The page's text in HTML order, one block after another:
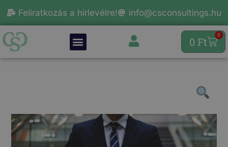
Feliratkozás a hírlevélre! info@csconsultings.hu
0 Ft
0